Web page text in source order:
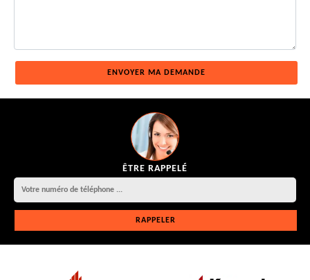
ÊTRE RAPPELÉ